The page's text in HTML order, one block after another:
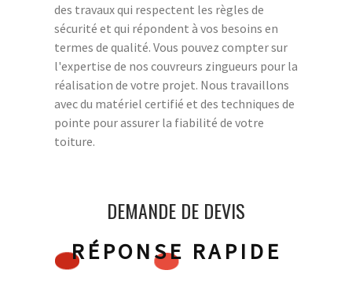
des travaux qui respectent les règles de
sécurité et qui répondent à vos besoins en
termes de qualité. Vous pouvez compter sur
l'expertise de nos couvreurs zingueurs pour la
réalisation de votre projet. Nous travaillons
avec du matériel certifié et des techniques de
pointe pour assurer la fiabilité de votre
toiture.
DEMANDE DE DEVIS
RÉPONSE RAPIDE